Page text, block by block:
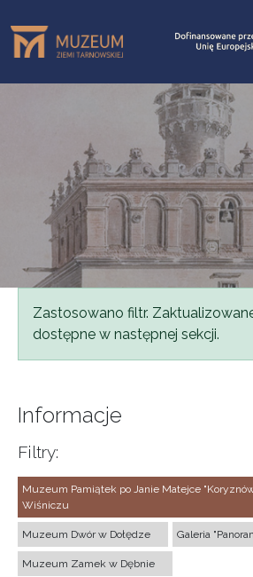
Komunikat
Zastosowano filtr.
dostępne w następnej sekcji.
Informacje
Filtry:
Muzeum Pamiątek po Janie Matejce
Wiśniczu
Muzeum Dwór w Dołędze Galeria
Muzeum Zamek w Dębnie